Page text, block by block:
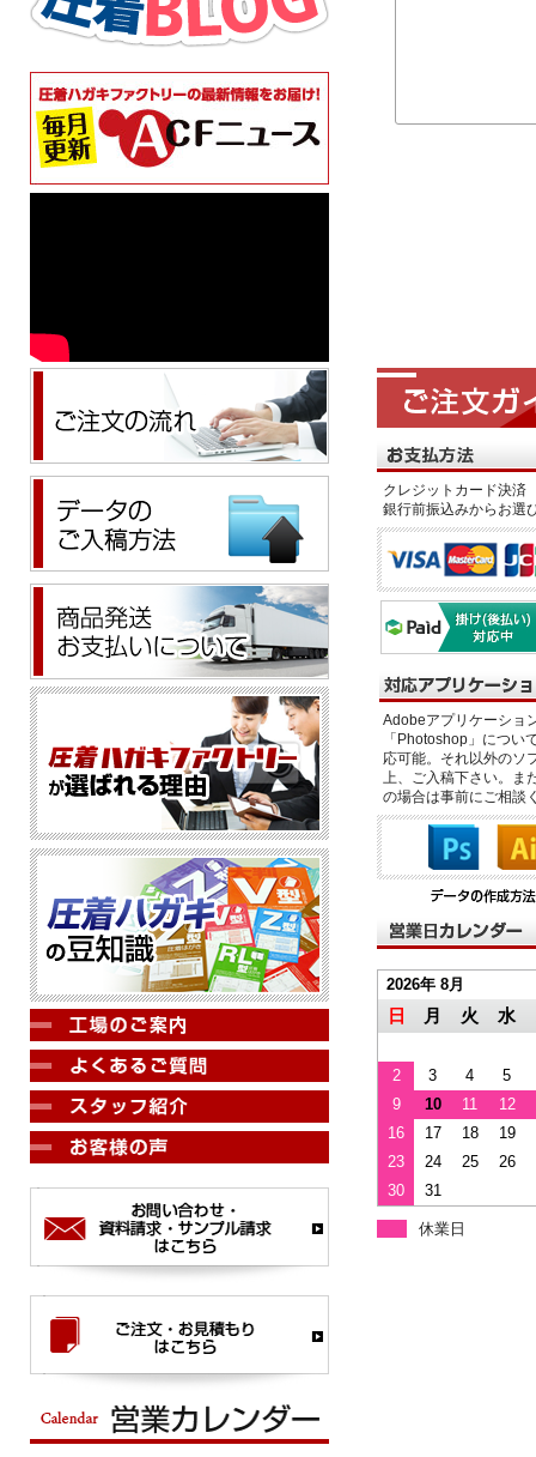
クレジットカード決
銀行前振込みからお選
Adobeアプリケーショ
「Photoshop」につい
応可能。それ以外のソ
上、ご入稿下さい。ま
の場合は事前にご相談
2026年 8月
日 月 火 水
2 3 4
5
9
10 11
12
16
17 18
19
23
24 25
26
30
31
休業日